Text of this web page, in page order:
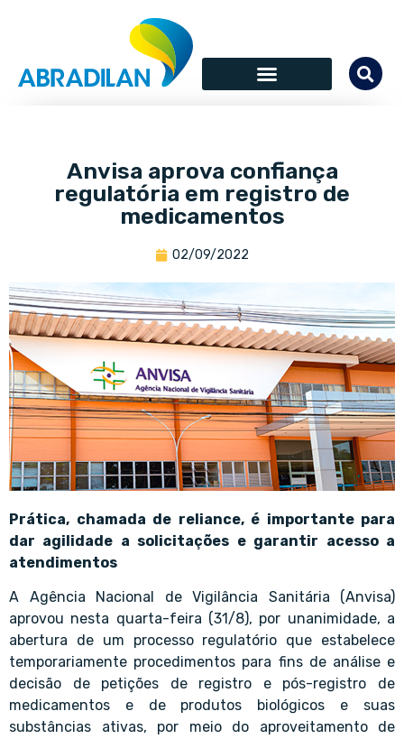
Anvisa aprova confiança
regulatória em registro de
medicamentos
02/09/2022
Prática, chamada de reliance, é importante para
dar agilidade a solicitações e garantir acesso a
atendimentos
A Agência Nacional de Vigilância Sanitária (Anvisa)
aprovou nesta quarta-feira (31/8), por unanimidade, a
abertura de um processo regulatório que estabelece
temporariamente procedimentos para fins de análise e
decisão de petições de registro e pós-registro de
medicamentos e de produtos biológicos e suas
substâncias ativas, por meio do aproveitamento de